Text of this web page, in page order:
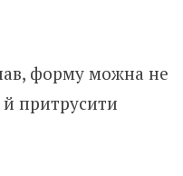
форму можна не
притрусити